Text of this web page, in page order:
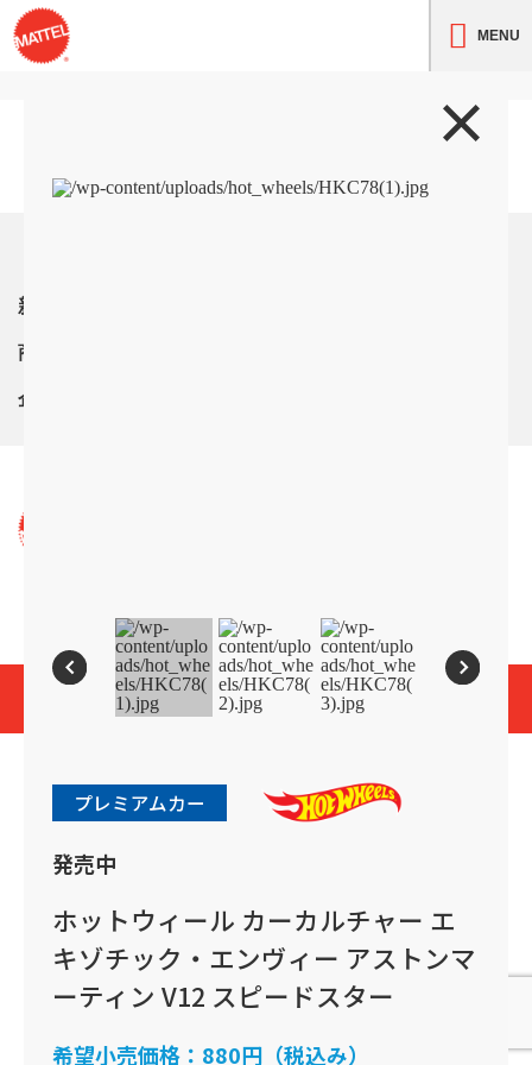
MENU
プレミアムカー
発売中
ホットウィール カーカルチャー エ
キゾチック・エンヴィー アストンマ
ーティン V12 スピードスター
希望小売価格： 880円（税込み）
新着情報
商品紹介
企業情報
© 2026 Mattel. All Rights Reserved.
page top